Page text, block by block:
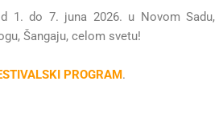
1. do 7. juna 2026. u Novom Sadu,
Šangaju, celom svetu!
PROGRAM.